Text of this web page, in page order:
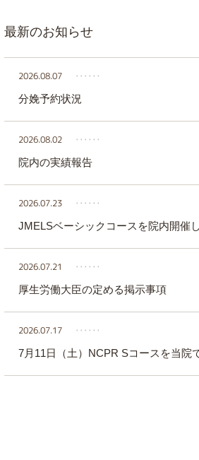
最新のお知らせ
2026.08.07
‥‥‥
分娩予約状況
2026.08.02
‥‥‥
院内の実績報告
2026.07.23
‥‥‥
JMELSベーシックコースを院内開催
2026.07.21
‥‥‥
厚生労働大臣の定める掲示事項
2026.07.17
‥‥‥
7月11日（土）NCPR Sコースを当院